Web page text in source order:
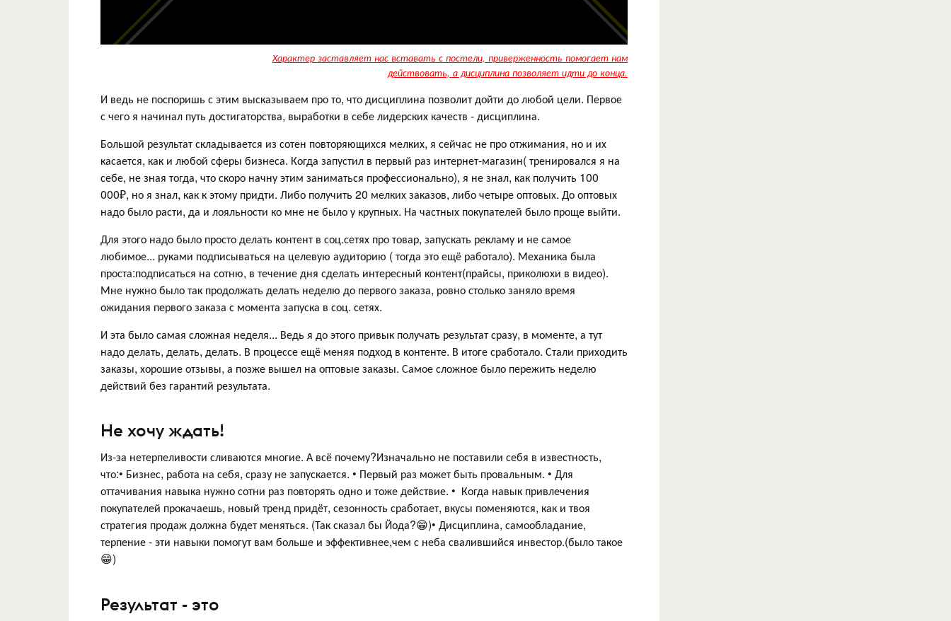
Характер заставляет нас вставать с постели, приверженность помогает нам
действовать, а дисциплина позволяет идти до конца.
И ведь не поспоришь с этим высказываем про то, что дисциплина позволит дойти до любой цели. Первое
с чего я начинал путь достигаторства, выработки в себе лидерских качеств - дисциплина.
Большой результат складывается из сотен повторяющихся мелких, я сейчас не про отжимания, но и их
касается, как и любой сферы бизнеса. Когда запустил в первый раз интернет-магазин( тренировался я на
себе, не зная тогда, что скоро начну этим заниматься профессионально), я не знал, как получить 100
000₽, но я знал, как к этому придти. Либо получить 20 мелких заказов, либо четыре оптовых. До оптовых
надо было расти, да и лояльности ко мне не было у крупных. На частных покупателей было проще выйти.
Для этого надо было просто делать контент в соц.сетях про товар, запускать рекламу и не самое
любимое... руками подписываться на целевую аудиторию ( тогда это ещё работало). Механика была
проста:подписаться на сотню, в течение дня сделать интересный контент(прайсы, приколюхи в видео).
Мне нужно было так продолжать делать неделю до первого заказа, ровно столько заняло время
ожидания первого заказа с момента запуска в соц. сетях.
И эта было самая сложная неделя... Ведь я до этого привык получать результат сразу, в моменте, а тут
надо делать, делать, делать. В процессе ещё меняя подход в контенте. В итоге сработало. Стали приходить
заказы, хорошие отзывы, а позже вышел на оптовые заказы. Самое сложное было пережить неделю
действий без гарантий результата.
Не хочу ждать!
Из-за нетерпеливости сливаются многие. А всё почему?Изначально не поставили себя в известность,
что:• Бизнес, работа на себя, сразу не запускается. • Первый раз может быть провальным. • Для
оттачивания навыка нужно сотни раз повторять одно и тоже действие. • Когда навык привлечения
покупателей прокачаешь, новый тренд придёт, сезонность сработает, вкусы поменяются, как и твоя
стратегия продаж должна будет меняться. (Так сказал бы Йода?😁)• Дисциплина, самообладание,
терпение - эти навыки помогут вам больше и эффективнее,чем с неба свалившийся инвестор.(было такое
😁)
Результат - это